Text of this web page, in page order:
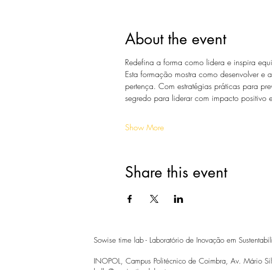
About the event
Redefina a forma como lidera e inspira
Esta formação mostra como desenvolver e
pertença. Com estratégias práticas para
segredo para liderar com impacto positivo
Show More
Share this event
Sowise time lab - Laboratório de Inovação em
INOPOL, Campus Politécnico de Coimbra, Av. Mário